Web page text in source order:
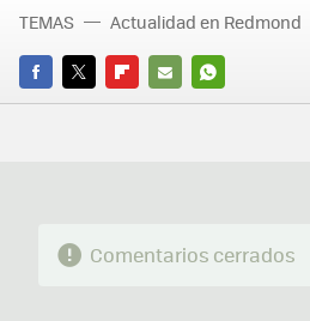
FACEBOOK
TWITTERFLIPBOARD
E-
WHATSAPP
TEMAS Actualidad en Redmond
Comentarios cerrados